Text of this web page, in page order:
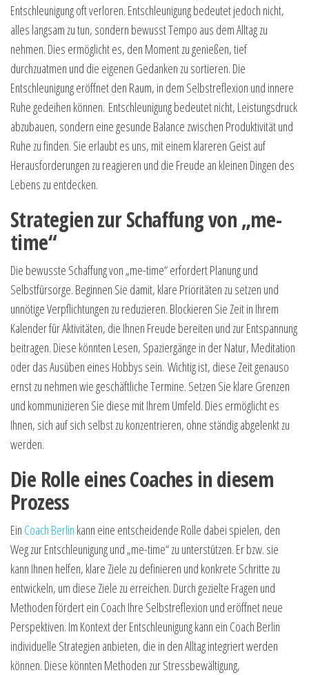
Entschleunigung oft verloren. Entschleunigung bedeutet jedoch nicht,
alles langsam zu tun, sondern bewusst Tempo aus dem Alltag zu
nehmen. Dies ermöglicht es, den Moment zu genießen, tief
durchzuatmen und die eigenen Gedanken zu sortieren. Die
Entschleunigung eröffnet den Raum, in dem Selbstreflexion und innere
Ruhe gedeihen können. Entschleunigung bedeutet nicht, Leistungsdruck
abzubauen, sondern eine gesunde Balance zwischen Produktivität und
Ruhe zu finden. Sie erlaubt es uns, mit einem klareren Geist auf
Herausforderungen zu reagieren und die Freude an kleinen Dingen des
Lebens zu entdecken.
Strategien zur Schaffung von „me-
time“
Die bewusste Schaffung von „me-time“ erfordert Planung und
Selbstfürsorge. Beginnen Sie damit, klare Prioritäten zu setzen und
unnötige Verpflichtungen zu reduzieren. Blockieren Sie Zeit in Ihrem
Kalender für Aktivitäten, die Ihnen Freude bereiten und zur Entspannung
beitragen. Diese könnten Lesen, Spaziergänge in der Natur, Meditation
oder das Ausüben eines Hobbys sein. Wichtig ist, diese Zeit genauso
ernst zu nehmen wie geschäftliche Termine. Setzen Sie klare Grenzen
und kommunizieren Sie diese mit Ihrem Umfeld. Dies ermöglicht es
Ihnen, sich auf sich selbst zu konzentrieren, ohne ständig abgelenkt zu
werden.
Die Rolle eines Coaches in diesem
Prozess
Ein Coach Berlin kann eine entscheidende Rolle dabei spielen, den
Weg zur Entschleunigung und „me-time“ zu unterstützen. Er bzw. sie
kann Ihnen helfen, klare Ziele zu definieren und konkrete Schritte zu
entwickeln, um diese Ziele zu erreichen. Durch gezielte Fragen und
Methoden fördert ein Coach Ihre Selbstreflexion und eröffnet neue
Perspektiven. Im Kontext der Entschleunigung kann ein Coach Berlin
individuelle Strategien anbieten, die in den Alltag integriert werden
können. Diese könnten Methoden zur Stressbewältigung,